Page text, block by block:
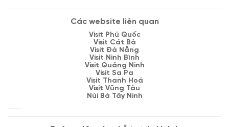
Các website liên quan
Visit Phú Quốc
Visit Cát Bà
Visit Đà Nẵng
Visit Ninh Bình
Visit Quảng Ninh
Visit Sa Pa
Visit Thanh Hoá
Visit Vũng Tàu
Núi Bà Tây Ninh